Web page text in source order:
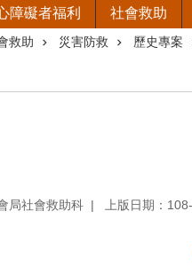
障礙者福利 社會救助
救助 災害防救 歷史專案
局社會救助科 上版日期：